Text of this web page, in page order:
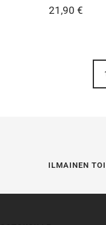
Alennushinta
21,90 €
ILMAINEN